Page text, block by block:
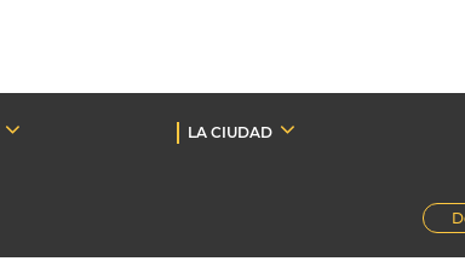
LA CIUDAD